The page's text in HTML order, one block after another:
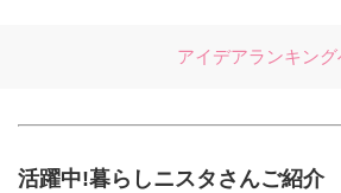
アイデアランキング
活躍中!暮らしニスタさんご紹介